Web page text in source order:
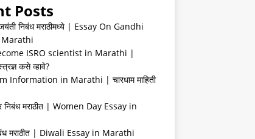
Posts
जयंती निबंध मराठीमध्ये | Essay On Gandhi
Marathi
ISRO scientist in Marathi |
कसे व्हावे?
Information in Marathi | चारधाम माहिती
निबंध मराठीत | Women Day Essay in
मराठीत | Diwali Essay in Marathi